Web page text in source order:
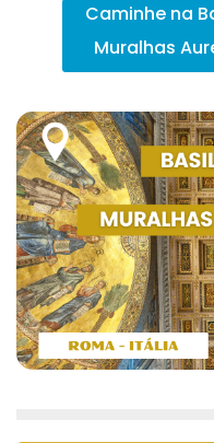
Caminhe na
Muralhas